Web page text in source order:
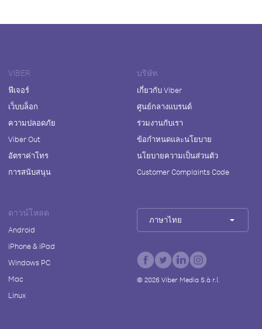
VIBER
ฟีเจอร์
เว็บบล็อก
ความปลอดภัย
Viber Out
อัตราค่าโทร
การสนับสนุน
บริษัท
เกี่ยวกับ Viber
ศูนย์กลางแบรนด์
ร่วมงานกับเรา
ข้อกำหนดและนโยบาย
นโยบายความเป็นส่วนตัว
Customer Complaints Code
ดาวน์โหลด
Android
iPhone & iPad
Windows PC
Mac
Linux
ภาษาไทย
© 2026Viber Media S.à r.l.